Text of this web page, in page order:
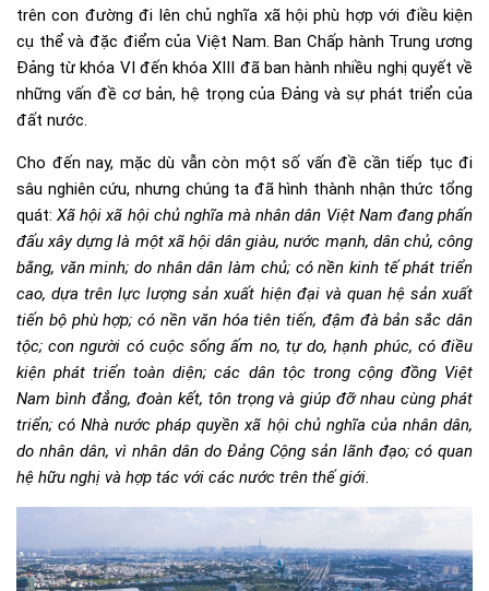
trên con đường đi lên chủ nghĩa xã hội phù hợp với điều kiện
cụ thể và đặc điểm của Việt Nam. Ban Chấp hành Trung ương
Đảng từ khóa VI đến khóa XIII đã ban hành nhiều nghị quyết về
những vấn đề cơ bản, hệ trọng của Đảng và sự phát triển của
đất nước.
Cho đến nay, mặc dù vẫn còn một số vấn đề cần tiếp tục đi
sâu nghiên cứu, nhưng chúng ta đã hình thành nhận thức tổng
quát:Xã hội xã hội chủ nghĩa mà nhân dân Việt Nam đang phấn
đấu xây dựng là một xã hội dân giàu, nước mạnh, dân chủ, công
bằng, văn minh; do nhân dân làm chủ; có nền kinh tế phát triển
cao, dựa trên lực lượng sản xuất hiện đại và quan hệ sản xuất
tiến bộ phù hợp; có nền văn hóa tiên tiến, đậm đà bản sắc dân
tộc; con người có cuộc sống ấm no, tự do, hạnh phúc, có điều
kiện phát triển toàn diện; các dân tộc trong cộng đồng Việt
Nam bình đẳng, đoàn kết, tôn trọng và giúp đỡ nhau cùng phát
triển; có Nhà nước pháp quyền xã hội chủ nghĩa của nhân dân,
do nhân dân, vì nhân dân do Đảng Cộng sản lãnh đạo; có quan
hệ hữu nghị và hợp tác với các nước trên thế giới.